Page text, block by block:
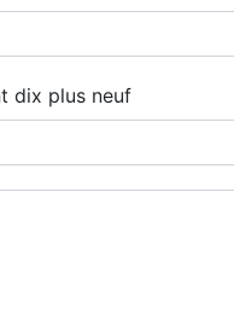
dix plus neuf